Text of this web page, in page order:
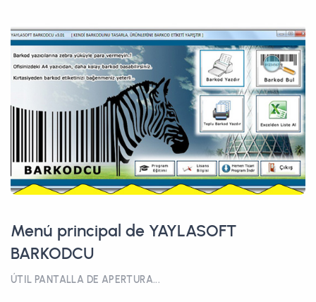
Menú principal de YAYLASOFT
BARKODCU
ÚTIL PANTALLA DE APERTURA...